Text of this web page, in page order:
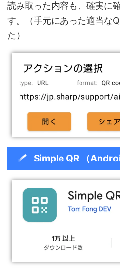
読み取った内容も、確実に
す。（手元にあった適当な
た）
Simple QR （